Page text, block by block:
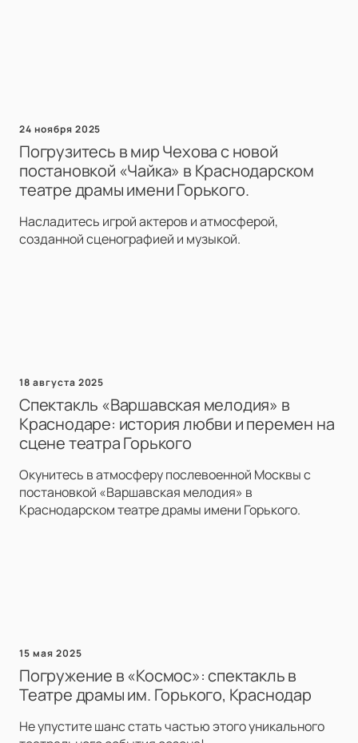
24 ноября 2025
Погрузитесь в мир Чехова с новой
постановкой «Чайка» в Краснодарском
театре драмы имени Горького.
Насладитесь игрой актеров и атмосферой,
созданной сценографией и музыкой.
18 августа 2025
Спектакль «Варшавская мелодия» в
Краснодаре: история любви и перемен на
сцене театра Горького
Окунитесь в атмосферу послевоенной Москвы с
постановкой «Варшавская мелодия» в
Краснодарском театре драмы имени Горького.
15 мая 2025
Погружение в «Космос»: спектакль в
Театре драмы им. Горького, Краснодар
Не упустите шанс стать частью этого уникального